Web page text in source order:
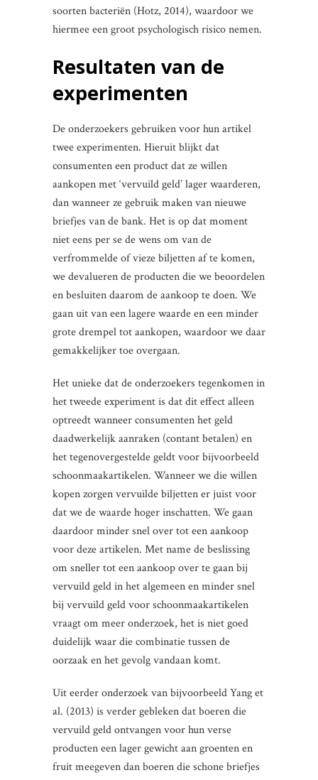
soorten bacteriën (Hotz, 2014), waardoor we
hiermee een groot psychologisch risico nemen.
Resultaten van de
experimenten
De onderzoekers gebruiken voor hun artikel
twee experimenten. Hieruit blijkt dat
consumenten een product dat ze willen
aankopen met ‘vervuild geld’ lager waarderen,
dan wanneer ze gebruik maken van nieuwe
briefjes van de bank. Het is op dat moment
niet eens per se de wens om van de
verfrommelde of vieze biljetten af te komen,
we devalueren de producten die we beoordelen
en besluiten daarom de aankoop te doen. We
gaan uit van een lagere waarde en een minder
grote drempel tot aankopen, waardoor we daar
gemakkelijker toe overgaan.
Het unieke dat de onderzoekers tegenkomen in
het tweede experiment is dat dit effect alleen
optreedt wanneer consumenten het geld
daadwerkelijk aanraken (contant betalen) en
het tegenovergestelde geldt voor bijvoorbeeld
schoonmaakartikelen. Wanneer we die willen
kopen zorgen vervuilde biljetten er juist voor
dat we de waarde hoger inschatten. We gaan
daardoor minder snel over tot een aankoop
voor deze artikelen. Met name de beslissing
om sneller tot een aankoop over te gaan bij
vervuild geld in het algemeen en minder snel
bij vervuild geld voor schoonmaakartikelen
vraagt om meer onderzoek, het is niet goed
duidelijk waar die combinatie tussen de
oorzaak en het gevolg vandaan komt.
Uit eerder onderzoek van bijvoorbeeld Yang et
al. (2013) is verder gebleken dat boeren die
vervuild geld ontvangen voor hun verse
producten een lager gewicht aan groenten en
fruit meegeven dan boeren die schone briefjes